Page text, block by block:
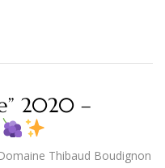
2020 –
Thibaud Boudignon